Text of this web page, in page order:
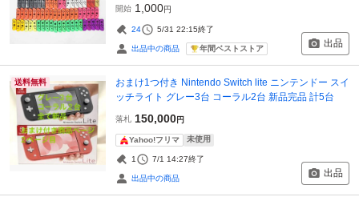
開始 1,000円
24 5/31 22:15終了
出品中の商品 年間ベストストア 出品
送料無料
おまけ1つ付き Nintendo Switch lite ニンテンドー スイ
ッチライト グレー3台 コーラル2台 新品完品 計5台
落札 150,000円
Yahoo!フリマ 未使用
1 7/1 14:27終了
出品中の商品 出品